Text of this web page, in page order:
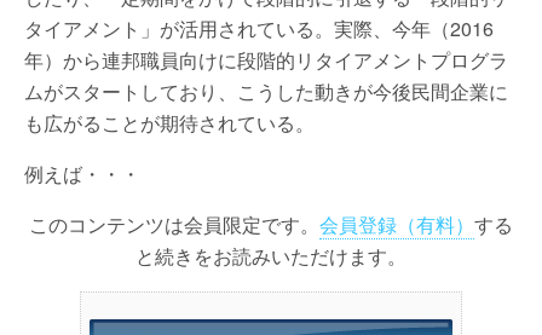
タイアメント」が活用されている。実際、今年（2016
年）から連邦職員向けに段階的リタイアメントプログラ
ムがスタートしており、こうした動きが今後民間企業に
も広がることが期待されている。
例えば・・・
このコンテンツは会員限定です。 会員登録（有料） する
と続きをお読みいただけます。